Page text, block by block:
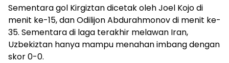
Sementara gol Kirgiztan dicetak oleh Joel Kojo di
menit ke-15, dan Odilijon Abdurahmonov di menit ke-
35. Sementara di laga terakhir melawan Iran,
Uzbekiztan hanya mampu menahan imbang dengan
skor 0-0.